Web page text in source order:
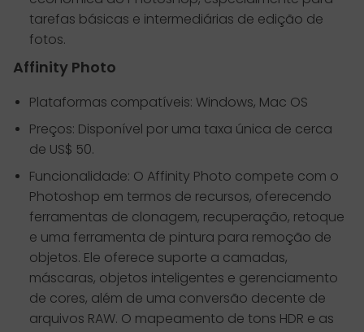
tarefas básicas e intermediárias de edição de
fotos.
Affinity Photo
Plataformas compatíveis: Windows, Mac OS
Preços: Disponível por uma taxa única de cerca
de US$ 50.
Funcionalidade: O Affinity Photo compete com o
Photoshop em termos de recursos, oferecendo
ferramentas de clonagem, recuperação, retoque
e uma ferramenta de pintura para remoção de
objetos. Ele oferece suporte a camadas,
máscaras, objetos inteligentes e gerenciamento
de cores, além de uma conversão decente de
arquivos RAW. O mapeamento de tons HDR e as